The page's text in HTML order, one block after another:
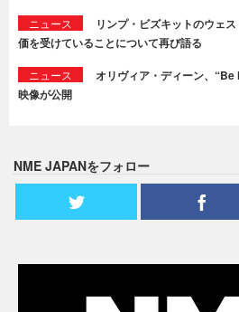
ニュース
リンプ・ビズキットのウェ
価を受けていることについて再び語る
ニュース
オリヴィア・ディーン、
映像が公開
NME JAPANをフォロー